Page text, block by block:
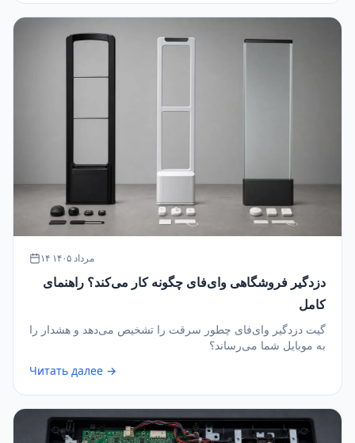
۱۴ مرداد ۱۴۰۵
دزدگیر فروشگاهی وای‌فای چگونه کار می‌کند؟ راهنمای
کامل
گیت دزدگیر وای‌فای چطور سرقت را تشخیص می‌دهد و هشدار را
به موبایل شما می‌رساند؟
Читать далее →